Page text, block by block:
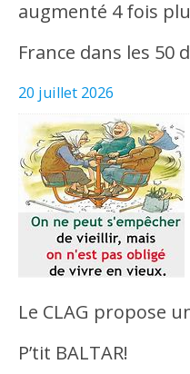
augmenté 4 fois
France dans les 50
20 juillet 2026
Le CLAG propose
P’tit BALTAR!